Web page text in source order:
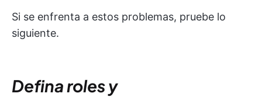
Si se enfrenta a estos problemas, pruebe lo
siguiente.
Defina roles y